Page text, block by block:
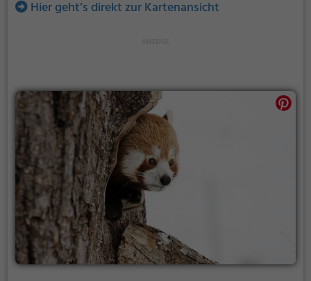
Hier geht’s direkt zur Kartenansicht